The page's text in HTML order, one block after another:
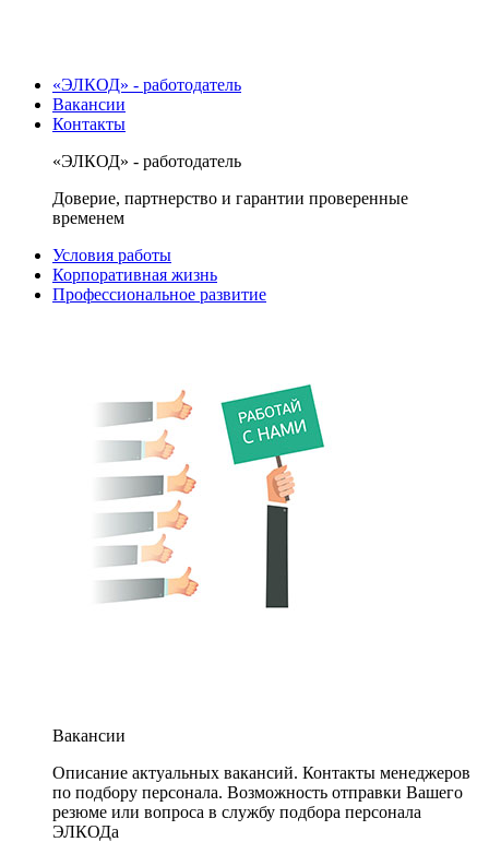
«ЭЛКОД» - работодатель
Вакансии
Контакты
«ЭЛКОД» - работодатель
Доверие, партнерство и гарантии проверенные
временем
Условия работы
Корпоративная жизнь
Профессиональное развитие
Вакансии
Описание актуальных вакансий. Контакты менеджеров
по подбору персонала. Возможность отправки Вашего
резюме или вопроса в службу подбора персонала
ЭЛКОДа